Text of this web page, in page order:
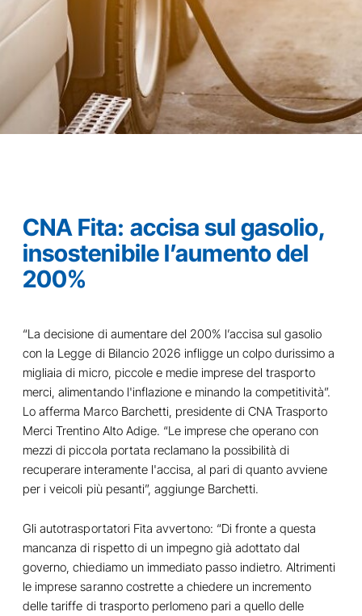
CNA Fita: accisa sul gasolio,
insostenibile l’aumento del
200%
“La decisione di aumentare del 200% l’accisa sul gasolio
con la Legge di Bilancio 2026 infligge un colpo durissimo a
migliaia di micro, piccole e medie imprese del trasporto
merci, alimentando l'inflazione e minando la competitività”.
Lo afferma Marco Barchetti, presidente di CNA Trasporto
Merci Trentino Alto Adige. “Le imprese che operano con
mezzi di piccola portata reclamano la possibilità di
recuperare interamente l'accisa, al pari di quanto avviene
per i veicoli più pesanti”, aggiunge Barchetti.
Gli autotrasportatori Fita avvertono: “Di fronte a questa
mancanza di rispetto di un impegno già adottato dal
governo, chiediamo un immediato passo indietro. Altrimenti
le imprese saranno costrette a chiedere un incremento
delle tariffe di trasporto perlomeno pari a quello delle